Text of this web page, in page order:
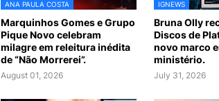
ANA PAULA COSTA
Marquinhos Gomes e Grupo
Pique Novo celebram
milagre em releitura inédita
de “Não Morrerei”.
August 01, 2026
IGNEWS
Bruna Olly
Discos de
novo marco
ministério.
July 31, 2026